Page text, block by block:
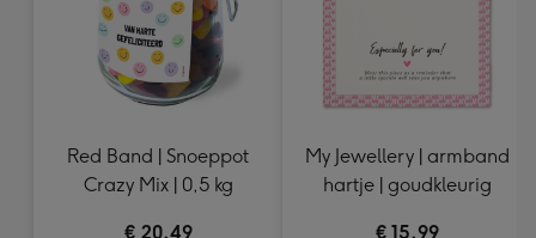
Red Band | Snoeppot
Crazy Mix | 0,5 kg
€ 20,49
My Jewellery | armband
hartje | goudkleurig
€ 15,99